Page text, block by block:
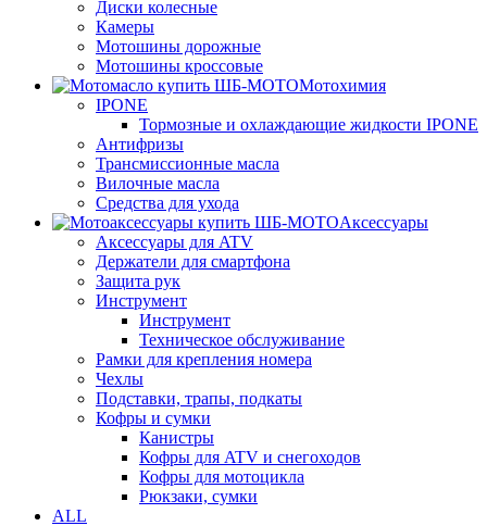
Диски колесные
Камеры
Мотошины дорожные
Мотошины кроссовые
Мотохимия
IPONE
Тормозные и охлаждающие жидкости IPONE
Антифризы
Трансмиссионные масла
Вилочные масла
Средства для ухода
Аксессуары
Аксессуары для ATV
Держатели для смартфона
Защита рук
Инструмент
Инструмент
Техническое обслуживание
Рамки для крепления номера
Чехлы
Подставки, трапы, подкаты
Кофры и сумки
Канистры
Кофры для ATV и снегоходов
Кофры для мотоцикла
Рюкзаки, сумки
ALL